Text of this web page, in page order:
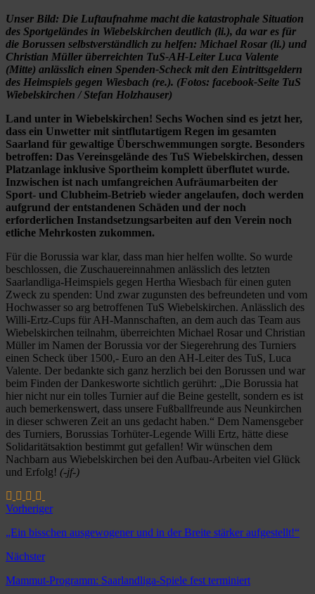
Unser Bild: Die Luftaufnahme macht die katastrophale Situation
des Sportgeländes in Wiebelskirchen deutlich (li.), da war es für
die Borussen selbstverständlich zu helfen: Michael Rosar (li.) und
Christian Müller überreichten TuS-AH-Leiter Luca Valente
(Mitte) anlässlich einen Spenden-Scheck mit den Eintrittsgeldern
des Heimspiels gegen Wiesbach (re.). (Fotos: facebook-Seite TuS
Wiebelskirchen / Stefan Holzhauser)
Land unter in Wiebelskirchen! Sechs Wochen sind es jetzt her,
dass ein Unwetter mit sintflutartigem Regen im gesamten
Saarland für gewaltige Überschwemmungen sorgte. Besonders
betroffen: Das Vereinsgelände des TuS Wiebelskirchen, dessen
Platzanlage inklusive Sportheim komplett überflutet wurde.
Inzwischen ist nach umfangreichen Aufräumarbeiten der
Sport- und Clubheim-Betrieb wieder angelaufen, doch werden
aufgrund der entstandenen Schäden und der noch
erforderlichen Instandsetzungsarbeiten auf den Verein noch
etliche Mehrkosten zukommen.
Für die Borussia war klar, dass man hier helfen wollte. So wurde
beschlossen, die Zuschauereinnahmen anlässlich des letzten
Saarlandliga-Heimspiels gegen Hertha Wiesbach für einen guten
Zweck zu spenden: Und zwar zugunsten des befreundeten und vom
Hochwasser so arg betroffenen TuS Wiebelskirchen. Anlässlich des
Willi-Ertz-Cups für AH-Mannschaften, an dem auch das Team aus
Wiebelskirchen teilnahm, überreichten Michael Rosar und Christian
Müller im Namen der Borussia vor der Siegerehrung des Turniers
einen Scheck über 1500,- Euro an den AH-Leiter des TuS, Luca
Valente. Der bedankte sich ganz herzlich bei den Borussen und war
beim Finden der Dankesworte sichtlich gerührt: „Die Borussia hat
hier nicht nur ein tolles Turnier auf die Beine gestellt, sondern es ist
auch bemerkenswert, dass unsere Fußballfreunde aus Neunkirchen
in dieser schweren Zeit an uns gedacht haben.“ Dem Namensgeber
des Turniers, Borussias Torhüter-Legende Willi Ertz, hätte diese
Solidaritätsaktion bestimmt gut gefallen! Wir wünschen dem
Nachbarn aus Wiebelskirchen bei den Aufbau-Arbeiten viel Glück
und Erfolg! (-jf-)
Vorheriger
„Ein bisschen ausgewogener und in der Breite stärker aufgestellt!“
Nächster
Mammut-Programm: Saarlandliga-Spiele fest terminiert